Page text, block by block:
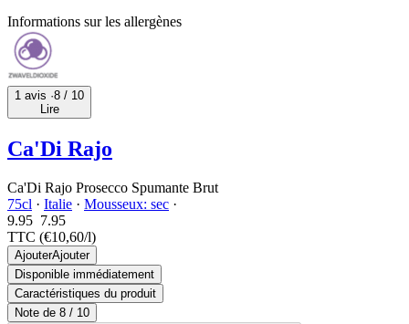
Informations sur les allergènes
1 avis ·8 / 10
Lire
Ca'Di Rajo
Ca'Di Rajo Prosecco Spumante Brut
75cl · Italie · Mousseux: sec ·
9.95 7.95
TTC (€10,60/l)
AjouterAjouter
Disponible immédiatement
Caractéristiques du produit
Note de 8 / 10